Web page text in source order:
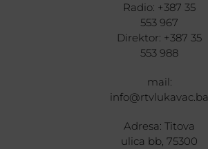
Radio: +387 35
553 967
Direktor: +387 35
553 988
mail:
info@rtvlukavac.ba
Adresa: Titova
ulica bb, 75300